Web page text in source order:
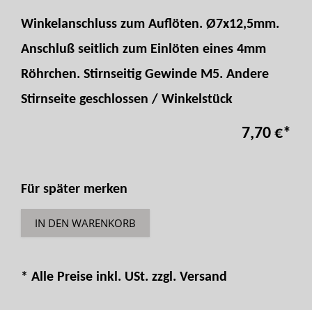
Winkelanschluss zum Auflöten. Ø7x12,5mm.
Anschluß seitlich zum Einlöten eines 4mm
Röhrchen. Stirnseitig Gewinde M5. Andere
Stirnseite geschlossen / Winkelstück
7,70 €*
Für später merken
IN DEN WARENKORB
* Alle Preise inkl. USt. zzgl. Versand